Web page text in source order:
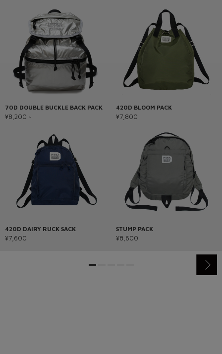
70D DOUBLE BUCKLE BACK PACK
¥8,200 ~
420D DAIRY RUCK SACK
¥7,600
420D BLOOM PACK
¥7,800
STUMP PACK
¥8,600